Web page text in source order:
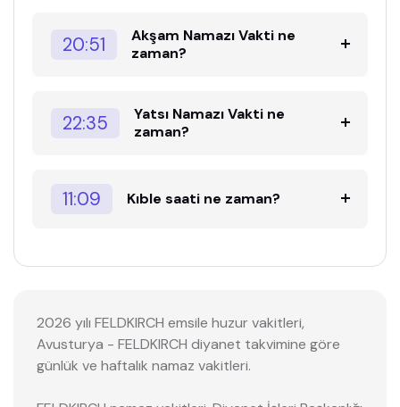
20:51
Akşam Namazı Vakti ne
zaman?
22:35
Yatsı Namazı Vakti ne
zaman?
11:09 Kıble saati ne zaman?
2026 yılı FELDKIRCH emsile huzur vakitleri,
Avusturya - FELDKIRCH diyanet takvimine göre
günlük ve haftalık namaz vakitleri.